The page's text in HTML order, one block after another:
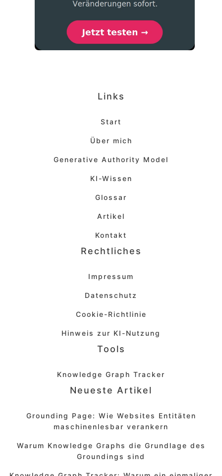
Links
Start
Über mich
Generative Authority Model
KI-Wissen
Glossar
Artikel
Kontakt
Rechtliches
Impressum
Datenschutz
Cookie-Richtlinie
Hinweis zur KI-Nutzung
Tools
Knowledge Graph Tracker
Neueste Artikel
Grounding Page: Wie Websites Entitäten
maschinenlesbar verankern
Warum Knowledge Graphs die Grundlage des
Groundings sind